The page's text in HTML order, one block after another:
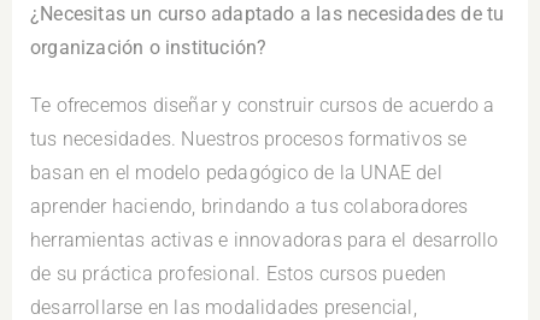
¿Necesitas un curso adaptado a las necesidades de tu
organización o institución?
Te ofrecemos diseñar y construir cursos de acuerdo a
tus necesidades. Nuestros procesos formativos se
basan en el modelo pedagógico de la UNAE del
aprender haciendo, brindando a tus colaboradores
herramientas activas e innovadoras para el desarrollo
de su práctica profesional. Estos cursos pueden
desarrollarse en las modalidades presencial,